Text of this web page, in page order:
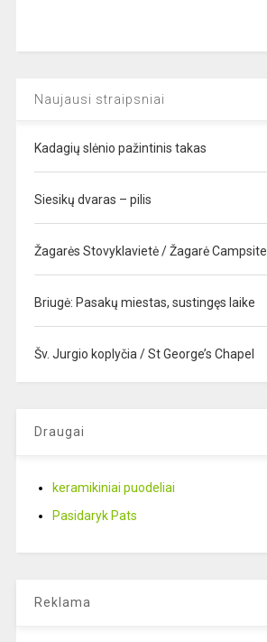
Naujausi straipsniai
Kadagių slėnio pažintinis takas
Siesikų dvaras – pilis
Žagarės Stovyklavietė / Žagarė Campsite
Briugė: Pasakų miestas, sustingęs laike
Šv. Jurgio koplyčia / St George’s Chapel
Draugai
keramikiniai puodeliai
Pasidaryk Pats
Reklama